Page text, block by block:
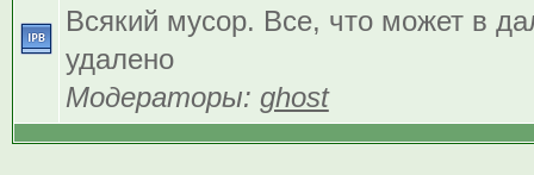
Всякий мусор. Все, что может в
удалено
Модераторы: ghost